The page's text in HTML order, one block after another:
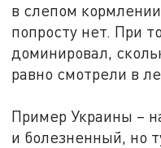
в слепом
попросту нет. При
доминировал,
равно смотрели в
Пример Украины –
и болезненный, но